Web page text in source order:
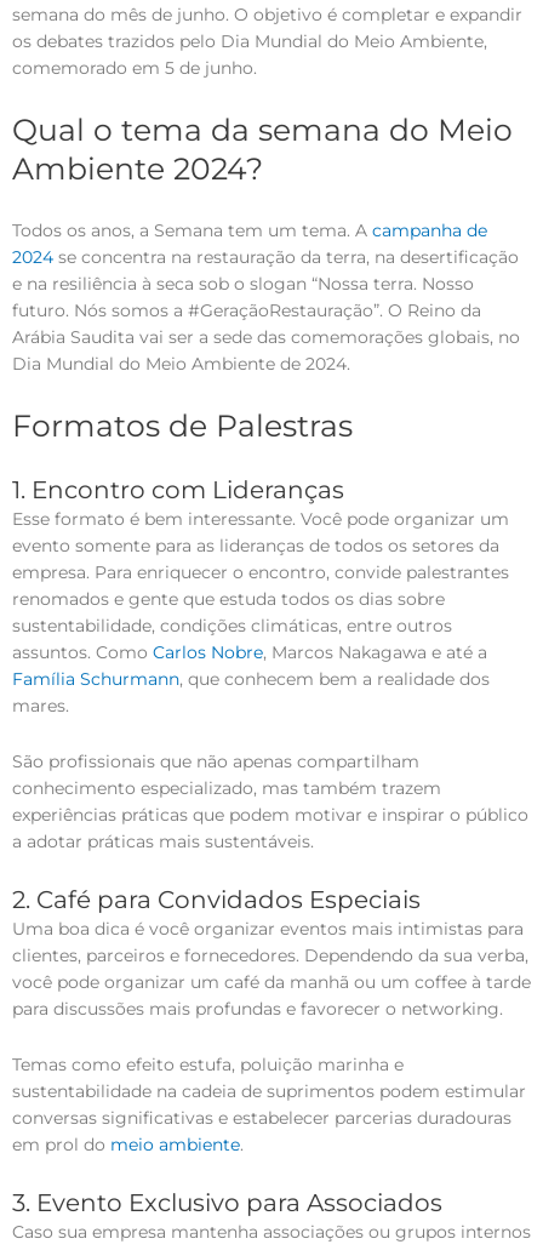
semana do mês de junho. O objetivo é completar e expandir
os debates trazidos pelo Dia Mundial do Meio Ambiente,
comemorado em 5 de junho.
Qual o tema da semana do Meio
Ambiente 2024?
Todos os anos, a Semana tem um tema. A campanha de
2024 se concentra na restauração da terra, na desertificação
e na resiliência à seca sob o slogan “Nossa terra. Nosso
futuro. Nós somos a #GeraçãoRestauração”. O Reino da
Arábia Saudita vai ser a sede das comemorações globais, no
Dia Mundial do Meio Ambiente de 2024.
Formatos de Palestras
1. Encontro com Lideranças
Esse formato é bem interessante. Você pode organizar um
evento somente para as lideranças de todos os setores da
empresa. Para enriquecer o encontro, convide palestrantes
renomados e gente que estuda todos os dias sobre
sustentabilidade, condições climáticas, entre outros
assuntos. Como Carlos Nobre, Marcos Nakagawa e até a
Família Schurmann, que conhecem bem a realidade dos
mares.
São profissionais que não apenas compartilham
conhecimento especializado, mas também trazem
experiências práticas que podem motivar e inspirar o público
a adotar práticas mais sustentáveis.
2. Café para Convidados Especiais
Uma boa dica é você organizar eventos mais intimistas para
clientes, parceiros e fornecedores. Dependendo da sua verba,
você pode organizar um café da manhã ou um coffee à tarde
para discussões mais profundas e favorecer o networking.
Temas como efeito estufa, poluição marinha e
sustentabilidade na cadeia de suprimentos podem estimular
conversas significativas e estabelecer parcerias duradouras
em prol do meio ambiente.
3. Evento Exclusivo para Associados
Caso sua empresa mantenha associações ou grupos internos